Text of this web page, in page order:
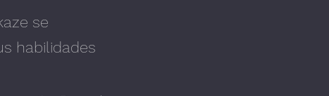
se
habilidades